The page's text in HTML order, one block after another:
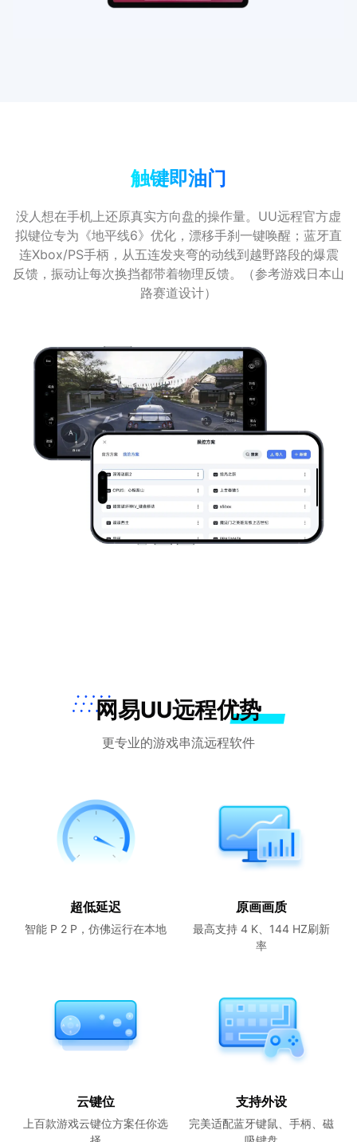
触键即油门
没人想在手机上还原真实方向盘的操作量。UU远程官方虚
拟键位专为《地平线6》优化，漂移手刹一键唤醒；蓝牙直
连Xbox/PS手柄，从五连发夹弯的动线到越野路段的爆震
反馈，振动让每次换挡都带着物理反馈。（参考游戏日本山
路赛道设计）
网易UU远程优势
更专业的游戏串流远程软件
超低延迟
智能 P 2 P，仿佛运行在本地
原画画质
最高支持 4 K、144 HZ刷新
率
云键位
上百款游戏云键位方案任你选
支持外设
完美适配蓝牙键鼠、手柄、磁